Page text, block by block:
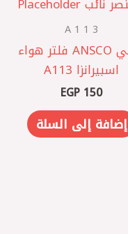
A 1 1 3
صيني ANSCO فلتر هواء
اسبيرانزا A113
EGP 150
إضافة إلى السلة